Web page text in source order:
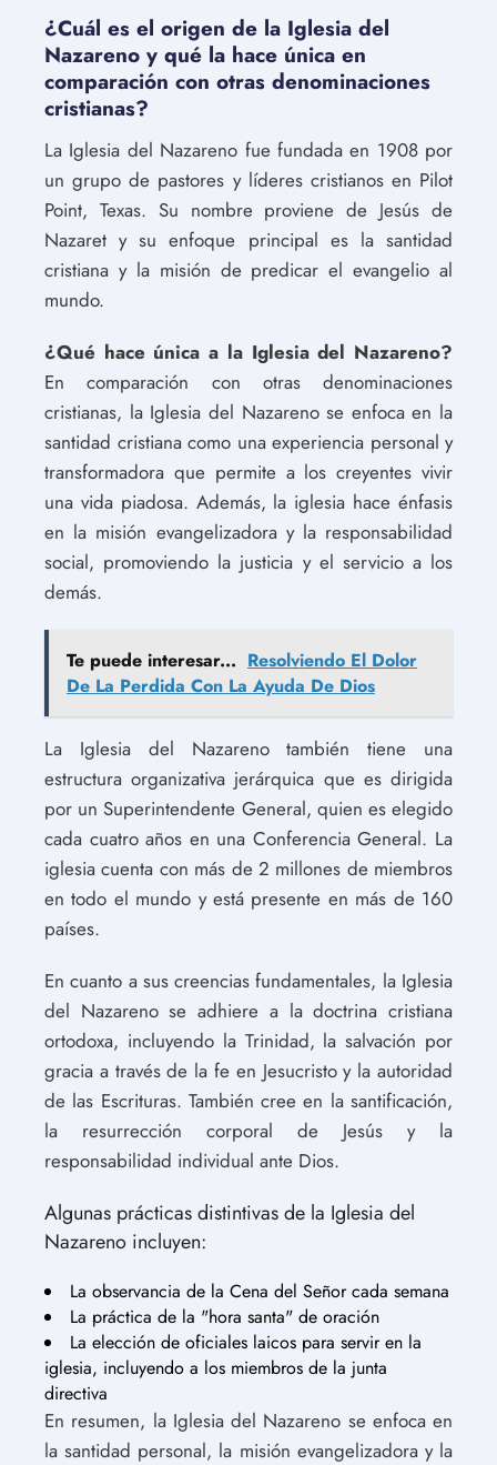
¿Cuál es el origen de la Iglesia del
Nazareno y qué la hace única en
comparación con otras denominaciones
cristianas?
La Iglesia del Nazareno fue fundada en 1908 por
un grupo de pastores y líderes cristianos en Pilot
Point, Texas. Su nombre proviene de Jesús de
Nazaret y su enfoque principal es la santidad
cristiana y la misión de predicar el evangelio al
mundo.
¿Qué hace única a la Iglesia del Nazareno?
En comparación con otras denominaciones
cristianas, la Iglesia del Nazareno se enfoca en la
santidad cristiana como una experiencia personal y
transformadora que permite a los creyentes vivir
una vida piadosa. Además, la iglesia hace énfasis
en la misión evangelizadora y la responsabilidad
social, promoviendo la justicia y el servicio a los
demás.
Te puede interesar... Resolviendo El Dolor
De La Perdida Con La Ayuda De Dios
La Iglesia del Nazareno también tiene una
estructura organizativa jerárquica que es dirigida
por un Superintendente General, quien es elegido
cada cuatro años en una Conferencia General. La
iglesia cuenta con más de 2 millones de miembros
en todo el mundo y está presente en más de 160
países.
En cuanto a sus creencias fundamentales, la Iglesia
del Nazareno se adhiere a la doctrina cristiana
ortodoxa, incluyendo la Trinidad, la salvación por
gracia a través de la fe en Jesucristo y la autoridad
de las Escrituras. También cree en la santificación,
la resurrección corporal de Jesús y la
responsabilidad individual ante Dios.
Algunas prácticas distintivas de la Iglesia del
Nazareno incluyen:
La observancia de la Cena del Señor cada semana
La práctica de la "hora santa" de oración
La elección de oficiales laicos para servir en la
iglesia, incluyendo a los miembros de la junta
directiva
En resumen, la Iglesia del Nazareno se enfoca en
la santidad personal, la misión evangelizadora y la